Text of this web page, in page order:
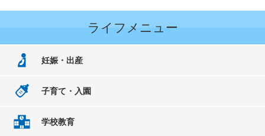
ライフメニュー
妊娠・出産
子育て・入園
学校教育